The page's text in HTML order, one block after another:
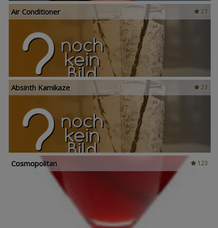
23
Air Conditioner
23
Absinth Kamikaze
123
Cosmopolitan